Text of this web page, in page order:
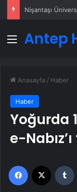
Ankara rent a car
Menü
Antep
Anasayfa / Haber
Haber
Yoğurda
e-
Facebook